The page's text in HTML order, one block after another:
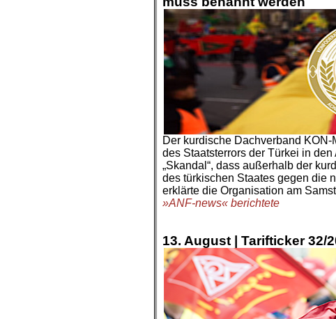
Der kurdische Dachverband
des Staatsterrors der Türkei in
„Skandal“, dass außerhalb der
des türkischen Staates gegen die
erklärte die Organisation am
»ANF-news« berichtete
13. August | Tarifticker 32/